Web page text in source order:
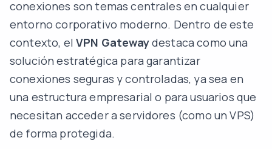
conexiones son temas centrales en cualquier
entorno corporativo moderno. Dentro de este
contexto, elVPN Gatewaydestaca como una
solución estratégica para garantizar
conexiones seguras y controladas, ya sea en
una estructura empresarial o para usuarios que
necesitan acceder a servidores (como un VPS)
de forma protegida.